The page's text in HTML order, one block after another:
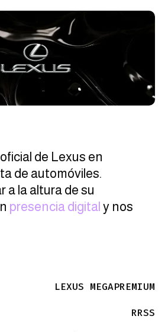
de Lexus en
de automóviles.
a la altura de su
presencia digital y nos
LEXUS MEGAPREMIUM
RRSS